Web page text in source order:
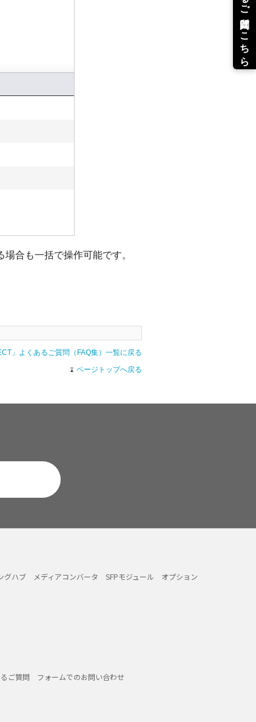
合も一括で操作可能です。
」よくあるご質問（FAQ集）一覧に戻る
ページトップへ戻る
グハブ メディアコンバータ SFPモジュール
オプション
ご質問
フォームでのお問い合わせ